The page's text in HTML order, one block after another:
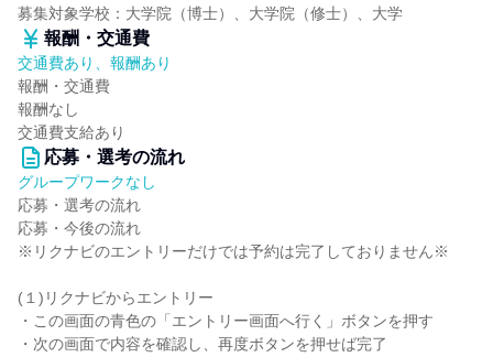
募集対象学校：大学院（博士）、大学院（修士）、大学
報酬・交通費
交通費あり、報酬あり
報酬・交通費
報酬なし
交通費支給あり
応募・選考の流れ
グループワークなし
応募・選考の流れ
応募・今後の流れ
※リクナビのエントリーだけでは予約は完了しておりません※
(１)リクナビからエントリー
・この画面の青色の「エントリー画面へ行く」ボタンを押す
・次の画面で内容を確認し、再度ボタンを押せば完了